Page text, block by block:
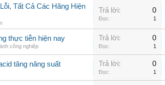
Tất Cả Các Hãng Hiện
Trả lời: 0
Đọc: 1
thực tiễn hiện nay
công nghiệp
Trả lời: 0
Đọc: 1
tăng năng suất Trả lời: 0
Đọc: 1